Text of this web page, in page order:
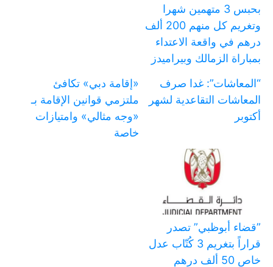
بحبس 3 متهمين شهرا
وتغريم كل منهم 200 ألف
درهم في واقعة الاعتداء
بمباراة الزمالك وبيراميدز
“المعاشات”: غدا صرف
المعاشات التقاعدية لشهر
أكتوبر
«إقامة دبي» تكافئ
ملتزمي قوانين الإقامة بـ
«وجه مثالي» وامتيازات
خاصة
‏”قضاء أبوظبي” تصدر
قراراً بتغريم 3 كُتّاب عدل
خاص 50 ألف درهم